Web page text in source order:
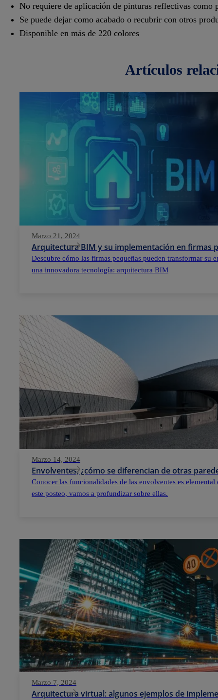
No requiere de aplicación de pinturas reflectivas como
Se puede dejar como acabado o recubrir con otros
Disponible en más de 220 colores
artículos
Marzo 21, 2024
Arquitectura BIM y su implementación en firmas
Descubre cómo las firmas pequeñas pueden transformar su
una innovadora tecnología: arquitectura BIM
Marzo 14, 2024
Envolventes, ¿cómo se diferencian de otras
Conocer las funcionalidades de las envolventes es
este posteo, vamos a profundizar sobre ellas.
Marzo 7, 2024
Arquitectura virtual: algunos ejemplos de